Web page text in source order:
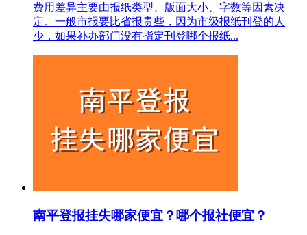
费用差异主要由报纸类型、版面大小、字数等因素决
定。一般市报要比省报贵些，因为市级报纸刊登的人
少，如果补办部门没有指定刊登哪个报纸...
南平登报挂失哪家便宜？哪个报社便宜？